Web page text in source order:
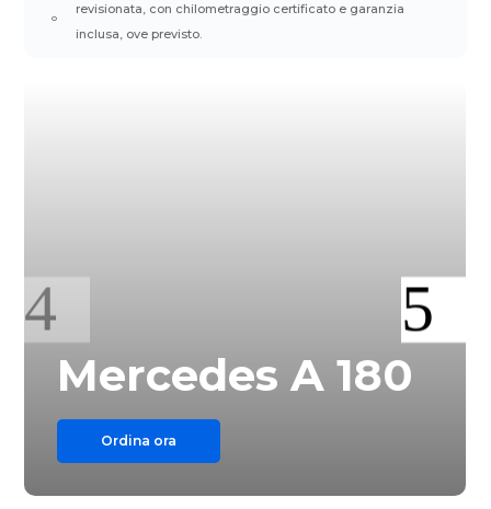
revisionata, con chilometraggio certificato e garanzia
inclusa, ove previsto.
Mercedes A 180
Ordina ora